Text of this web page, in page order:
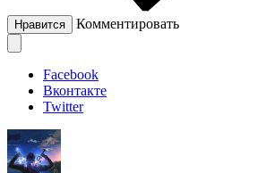
Нравится Комментировать
Facebook
Вконтакте
Twitter